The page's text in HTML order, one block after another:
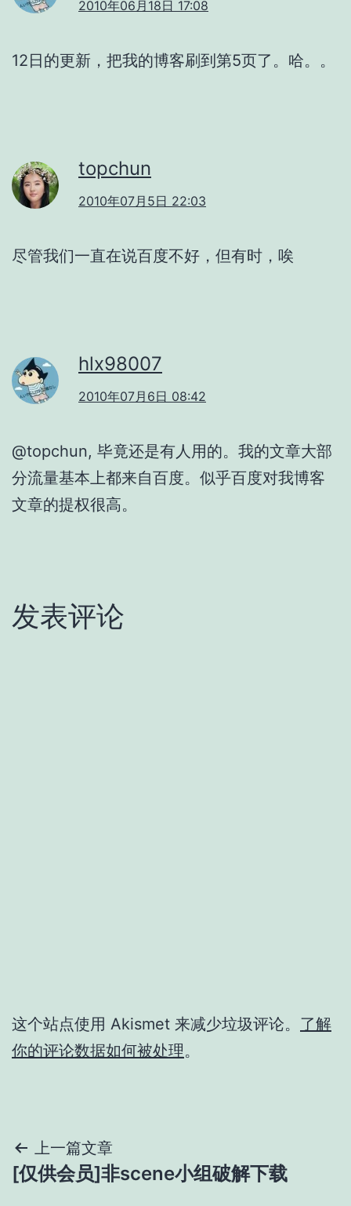
2010年06月18日 17:08
12日的更新，把我的博客刷到第5页了。哈。。
topchun
2010年07月5日 22:03
尽管我们一直在说百度不好，但有时，唉
hlx98007
2010年07月6日 08:42
@topchun, 毕竟还是有人用的。我的文章大部
分流量基本上都来自百度。似乎百度对我博客
文章的提权很高。
发表评论
这个站点使用 Akismet 来减少垃圾评论。 了解
你的评论数据如何被处理。
文
章
上一篇文章
[仅供会员]非scene小组破解下载